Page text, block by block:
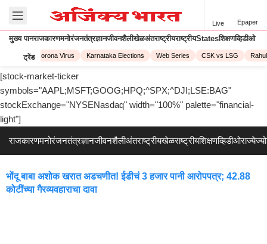
Live Epaper
मुख्य पानराजकारणमनोरंजनतंत्रज्ञानजीवनशैलीखेळअंतराष्ट्रीयराष्ट्रीयStatesशिक्षणव्हिडीओ
ट्रेंड
2023 Corona Virus Karnataka Elections Web Series CSK vs LSG
[stock-market-ticker
symbols="AAPL;MSFT;GOOG;HPQ;^SPX;^DJI;LSE:BAG"
stockExchange="NYSENasdaq" width="100%" palette="financial-
light"]
राजकारणमनोरंजनतंत्रज्ञानजीवनशैलीअंतराष्ट्रीयखेळराष्ट्रीयशिक्षणव्हिडीओराज्ये
भोंदू बाबा अशोक खरात अडचणीत! ईडीचं 3 हजार पानी आरोपपत्र; 42.88
कोटींच्या गैरव्यवहाराचा दावा